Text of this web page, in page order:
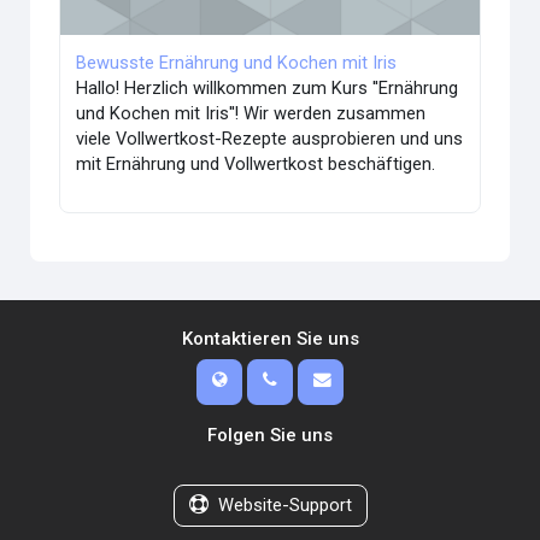
Bewusste Ernährung und Kochen mit Iris
Hallo! Herzlich willkommen zum Kurs ''Ernährung
und Kochen mit Iris''! Wir werden zusammen
viele Vollwertkost-Rezepte ausprobieren und uns
mit Ernährung und Vollwertkost beschäftigen.
Kontaktieren Sie uns
Folgen Sie uns
Website-Support